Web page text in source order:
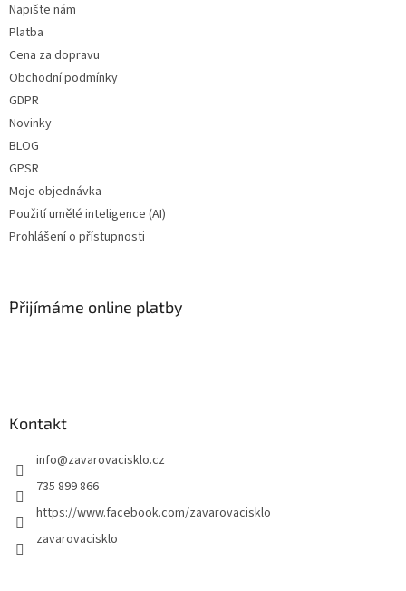
ZDE
✅ Vhodná pro uchování výrobků
citlivých na UV
✅ Lékovka skladem a ihned k
odeslání!
Napište nám
Platba
Cena za dopravu
Obchodní podmínky
GDPR
Novinky
BLOG
GPSR
Moje objednávka
Použití umělé inteligence (AI)
Prohlášení o přístupnosti
Přijímáme online platby
Kontakt
info@zavarovacisklo.cz
735 899 866
https://www.facebook.com/zavarovacisklo
zavarovacisklo